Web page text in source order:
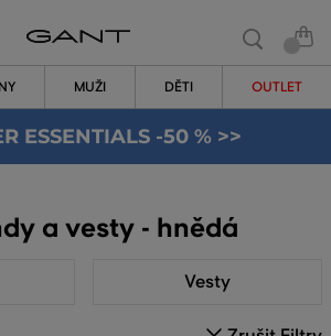
MUŽI DĚTI OUTLET
ESSENTIALS -50 % >>
a vesty - hnědá
Vesty